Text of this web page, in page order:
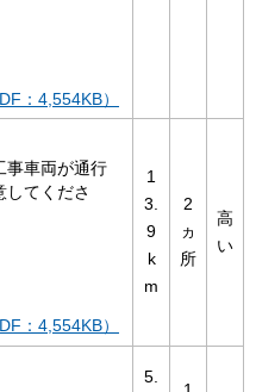
：4,554KB）
事車両が通行
してくださ
：4,554KB）
1
3.
9
k
m
2
ヵ
所
高
い
5.